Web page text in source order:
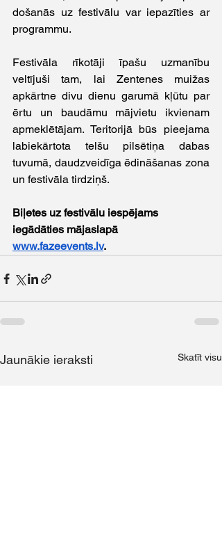
došanās uz festivālu var iepazīties ar
programmu.
Festivāla rīkotāji īpašu uzmanību
veltījuši tam, lai Zentenes muižas
apkārtne divu dienu garumā kļūtu par
ērtu un baudāmu mājvietu ikvienam
apmeklētājam. Teritorijā būs pieejama
labiekārtota telšu pilsētiņa dabas
tuvumā, daudzveidīga ēdināšanas zona
un festivāla tirdziņš.
Biļetes uz festivālu iespējams
iegādāties mājaslapā
www.fazeevents.lv.
Jaunākie ieraksti Skatīt visu